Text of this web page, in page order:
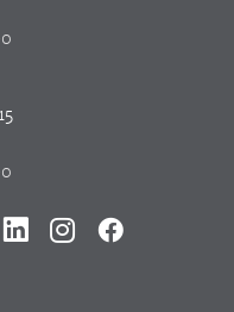
LinkedInInstagramFacebook